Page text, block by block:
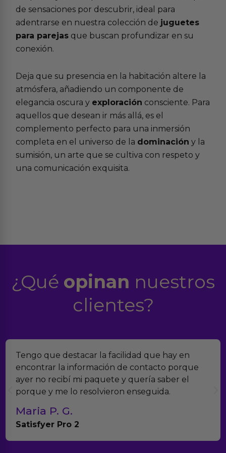
de sensaciones por descubrir, ideal para
adentrarse en nuestra colección de juguetes
para parejas que buscan profundizar en su
conexión.
Deja que su presencia en la habitación altere la
atmósfera, añadiendo un componente de
elegancia oscura y exploración consciente. Para
aquellos que desean ir más allá, es el
complemento perfecto para una inmersión
completa en el universo de la dominación y la
sumisión, un arte que se cultiva con respeto y
una comunicación exquisita.
¿Qué opinan nuestros
clientes?
Tengo que destacar la facilidad que hay en
encontrar la información de contacto porque
ayer no recibí mi paquete y quería saber el
porque y me lo resolvieron enseguida.
Maria P. G.
Satisfyer Pro 2